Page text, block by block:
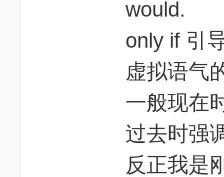
would.
only if 引
虚拟语气
一般现在
过去时强
反正我是